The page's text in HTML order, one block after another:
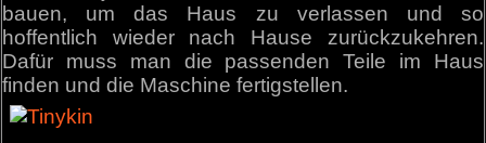
bauen, um das Haus zu verlassen und so
hoffentlich wieder nach Hause zurückzukehren.
Dafür muss man die passenden Teile im Haus
finden und die Maschine fertigstellen.